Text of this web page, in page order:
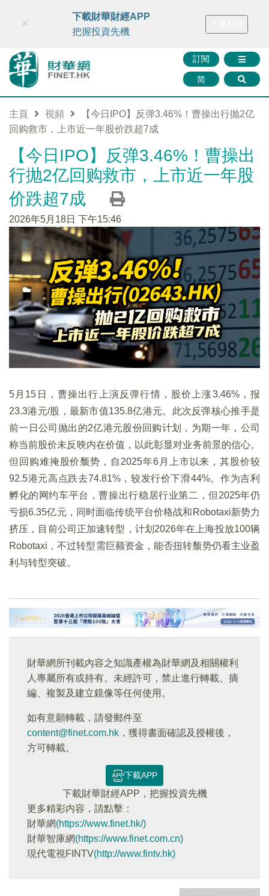
財華智庫網 FINTV FINMETA 財華證券 媒體矩陣
訂閱
简
×
下載財華財經APP
把握投資先機
主頁 視頻
【今日IPO】反弹3.46%！曹操出行抛2亿
回购救市，上市近一年股价跌超7成
【今日IPO】反弹3.46%！曹操出
行抛2亿回购救市，上市近一年股
价跌超7成
2026年5月18日 下午15:46
5月15日，曹操出行上演反弹行情，股价上涨3.46%，报
23.3港元/股，最新市值135.8亿港元。此次反弹核心推手是
前一日公司抛出的2亿港元股份回购计划，为期一年，公司
称当前股价未反映内在价值，以此彰显对业务前景的信心。
但回购难掩股价颓势，自2025年6月上市以来，其股价较
92.5港元高点跌去74.81%，较发行价下滑44%。作为吉利
孵化的网约车平台，曹操出行稳居行业第二，但2025年仍
亏损6.35亿元，同时面临传统平台价格战和Robotaxi新势力
挤压，目前公司正加速转型，计划2026年在上海投放100辆
Robotaxi，不过转型需巨额资金，能否扭转颓势仍看主业盈
利与转型突破。
財華網所刊載內容之知識產權為財華網及相關權利
人專屬所有或持有。未經許可，禁止進行轉載、摘
編、複製及建立鏡像等任何使用。
如有意願轉載，請發郵件至
content@finet.com.hk ，獲得書面確認及授權後，
方可轉載。
下載APP
下載財華財經APP，把握投資先機
更多精彩内容，請點擊：
財華網(https://www.finet.hk/)
財華智庫網(https://www.finet.com.cn)
現代電視FINTV(http://www.fintv.hk)